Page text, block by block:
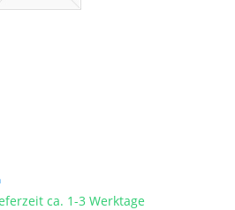
ca. 1-3 Werktage